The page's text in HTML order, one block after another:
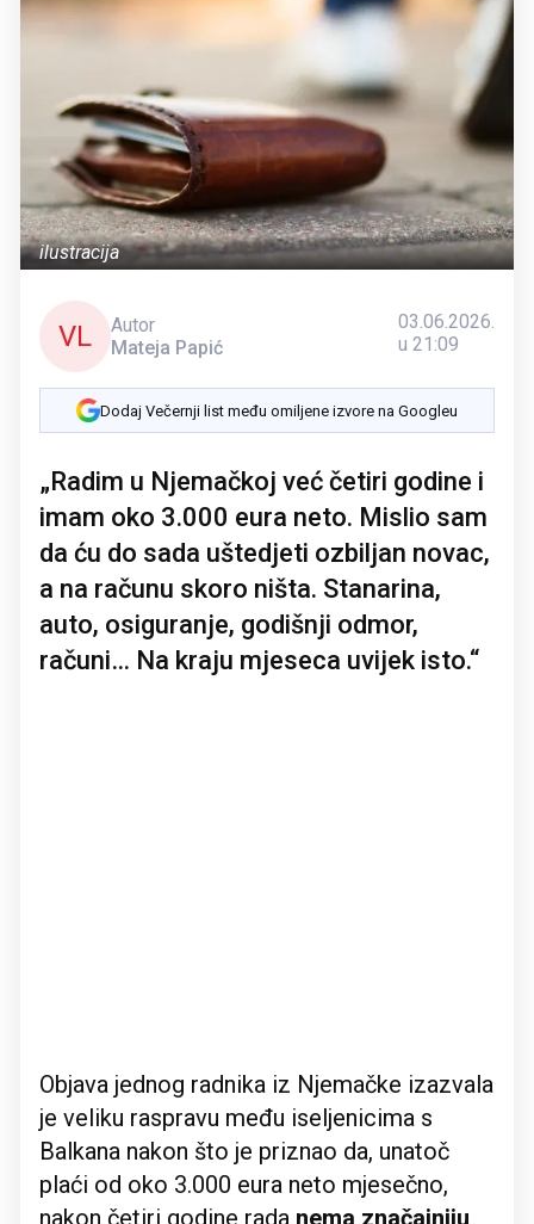
ilustracija
VL
Autor
Mateja Papić
03.06.2026.
u 21:09
Dodaj Večernji list među omiljene izvore na Googleu
„Radim u Njemačkoj već četiri godine i
imam oko 3.000 eura neto. Mislio sam
da ću do sada uštedjeti ozbiljan novac,
a na računu skoro ništa. Stanarina,
auto, osiguranje, godišnji odmor,
računi… Na kraju mjeseca uvijek isto.“
Objava jednog radnika iz Njemačke izazvala
je veliku raspravu među iseljenicima s
Balkana nakon što je priznao da, unatoč
plaći od oko 3.000 eura neto mjesečno,